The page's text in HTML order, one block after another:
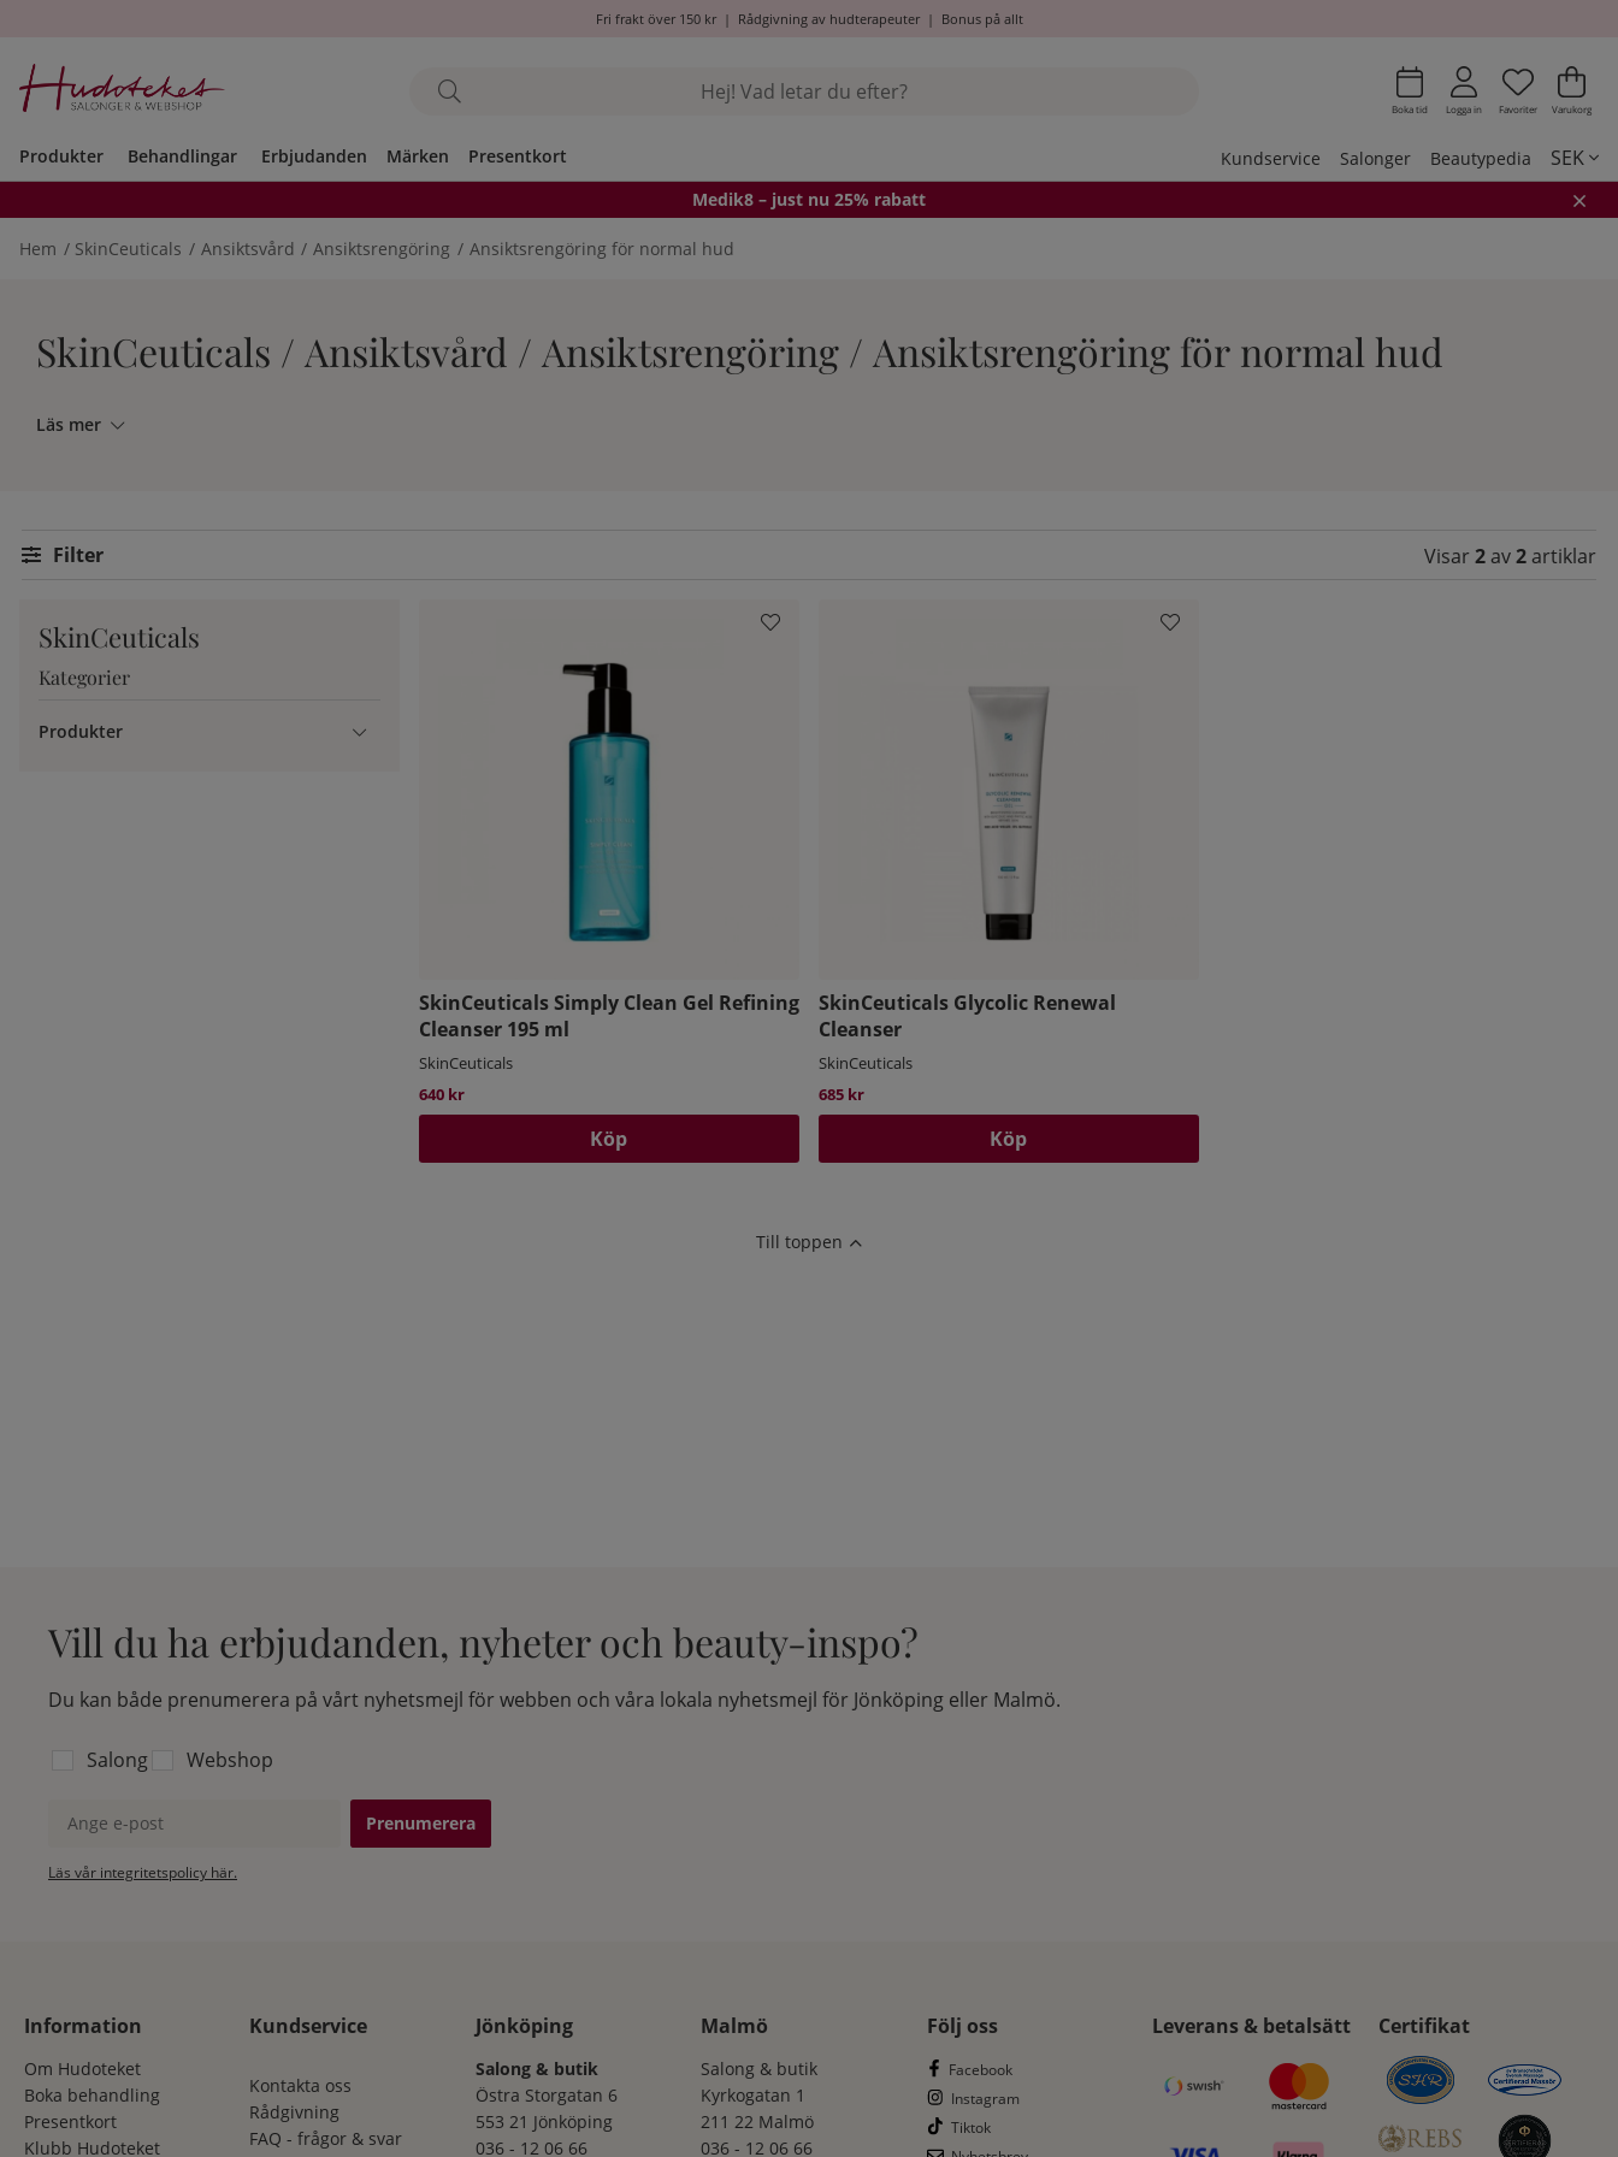
Fri frakt över 150 kr| Rådgivning av hudterapeuter| Bonus på allt
Boka tid Logga in Antal i
.
Favoriter .
Varukorg
Produkter Behandlingar Erbjudanden Märken Presentkort Kundservice Salonger Beautypedia SEK
Medik8 – just nu 25% rabatt
Hem SkinCeuticals Ansiktsvård Ansiktsrengöring Ansiktsrengöring för normal hud
SkinCeuticals / Ansiktsvård / Ansiktsrengöring / Ansiktsrengöring för normal hud
Läs mer
Filtrera Visar 2av2artiklar
SkinCeuticals
Kategorier
Produkter
SkinCeuticals Simply Clean Gel Refining
Cleanser 195 ml
SkinCeuticals
640 kr
Köp
SkinCeuticals Glycolic Renewal
Cleanser
SkinCeuticals
685 kr
Köp
Till toppen
Vill du ha erbjudanden, nyheter och beauty-inspo?
Du kan både prenumerera på vårt nyhetsmejl för webben och våra lokala nyhetsmejl för Jönköping eller Malmö.
Välj vilken lista du vill prenumerera på:
Salong
Webshop
Ange e-post
Läs vår integritetspolicy här.
Information
Om Hudoteket
Boka behandling
Presentkort
Klubb Hudoteket
Kundservice
Kontakta oss
Rådgivning
FAQ - frågor & svar
Jönköping
Salong & butik
Östra Storgatan 6
553 21 Jönköping
036 - 12 06 66
Malmö
Salong & butik
Kyrkogatan 1
211 22 Malmö
036 - 12 06 66
Följ oss
Facebook
Instagram
Tiktok
Leverans & betalsätt Certifikat